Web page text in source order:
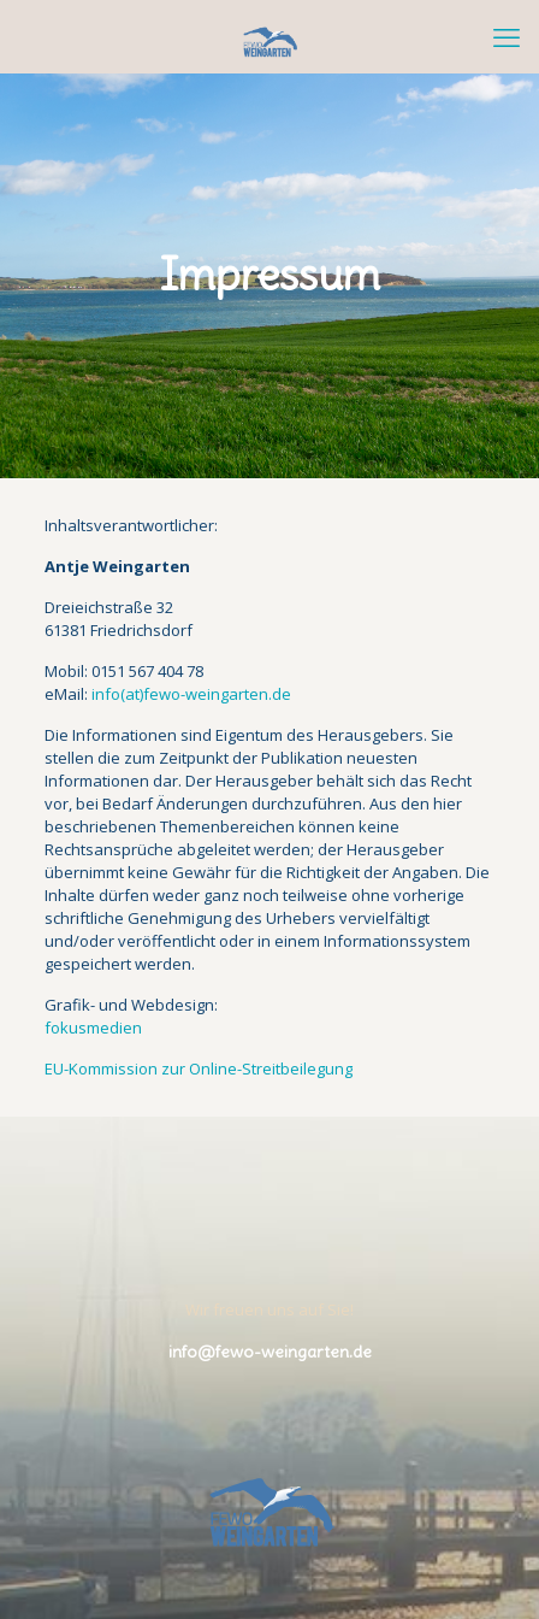
Impressum
Inhaltsverantwortlicher:
Antje Weingarten
Dreieichstraße 32
61381 Friedrichsdorf
Mobil: 0151 567 404 78
eMail: info(at)fewo-weingarten.de
Die Informationen sind Eigentum des Herausgebers. Sie
stellen die zum Zeitpunkt der Publikation neuesten
Informationen dar. Der Herausgeber behält sich das Recht
vor, bei Bedarf Änderungen durchzuführen. Aus den hier
beschriebenen Themenbereichen können keine
Rechtsansprüche abgeleitet werden; der Herausgeber
übernimmt keine Gewähr für die Richtigkeit der Angaben. Die
Inhalte dürfen weder ganz noch teilweise ohne vorherige
schriftliche Genehmigung des Urhebers vervielfältigt
und/oder veröffentlicht oder in einem Informationssystem
gespeichert werden.
Grafik- und Webdesign:
fokusmedien
EU-Kommission zur Online-Streitbeilegung
info@fewo-weingarten.de